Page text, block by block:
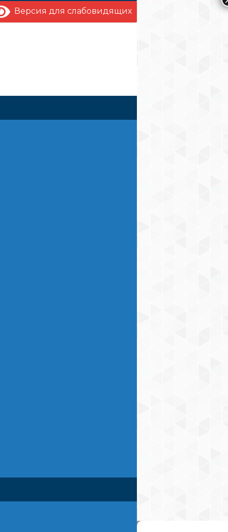
Версия для слабовидящих